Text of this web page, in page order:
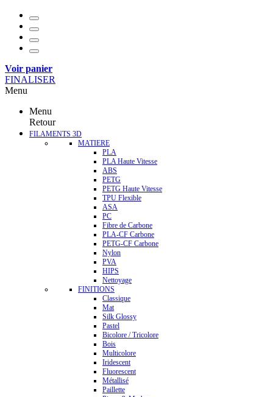
Voir panier
FINALISER
Menu
Menu
Retour
FILAMENTS 3D
MATIERE
PLA
PLA Haute Vitesse
ABS
PETG
PETG Haute Vitesse
TPU Flexible
ASA
PC
Fibre de Carbone
PLA-CF Carbone
PETG-CF Carbone
Nylon
PVA
HIPS
Nettoyage
FINITIONS
Classique
Mat
Silk Glossy
Pastel
Bicolore / Tricolore
Bois
Multicolore
Iridescent
Fluorescent
Métallisé
Paillette